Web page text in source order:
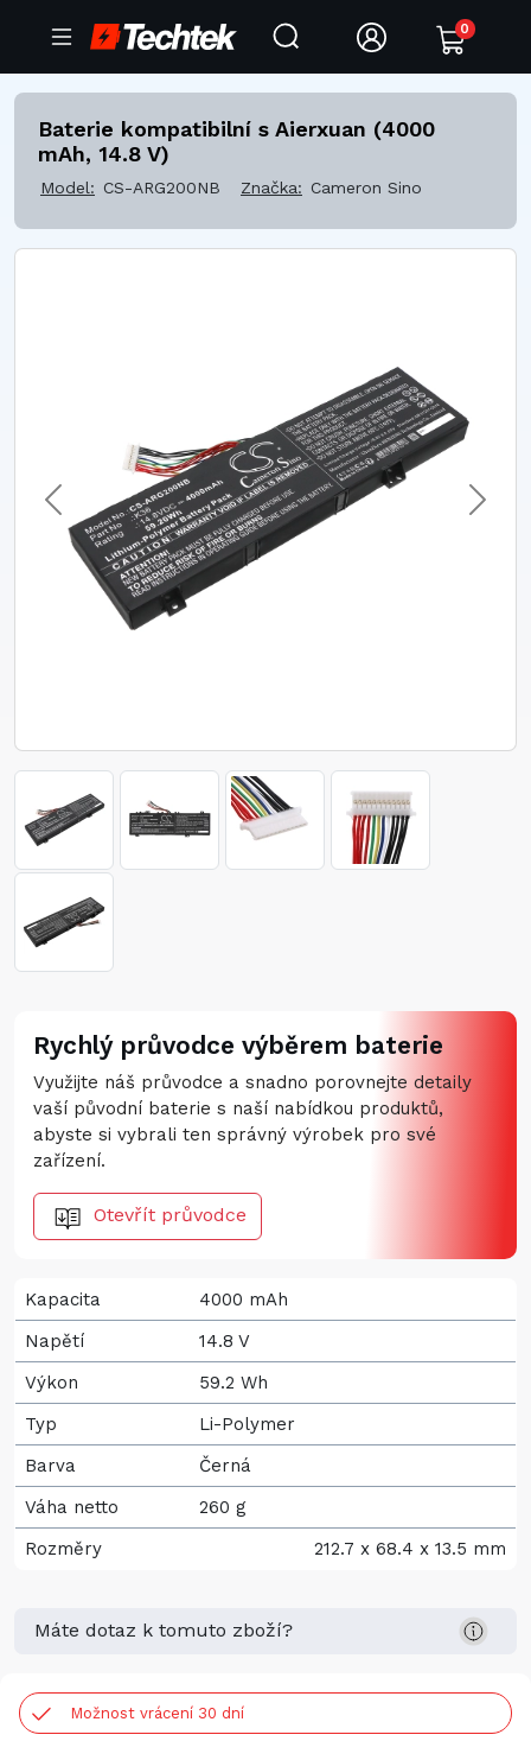
0
Baterie kompatibilní s Aierxuan (4000
mAh, 14.8 V)
Model: CS-ARG200NB Značka: Cameron Sino
Rychlý průvodce výběrem baterie
Využijte náš průvodce a snadno porovnejte detaily
vaší původní baterie s naší nabídkou produktů,
abyste si vybrali ten správný výrobek pro své
zařízení.
Otevřít průvodce
Kapacita
4000 mAh
Napětí
14.8 V
Výkon
59.2 Wh
Typ
Li-Polymer
Barva
Černá
Váha netto
260 g
Rozměry
212.7 x 68.4 x 13.5 mm
Máte dotaz k tomuto zboží?
Možnost vrácení 30 dní